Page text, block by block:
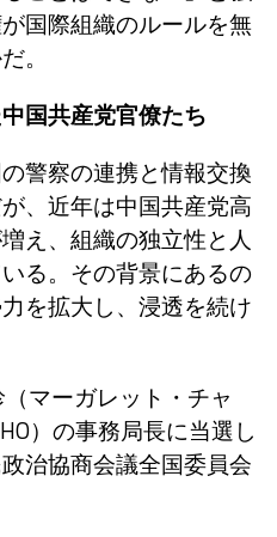
国際組織のルールを無
。
国共産党官僚たち
警察の連携と情報交換
、近年は中国共産党高
え、組織の独立性と人
る。その背景にあるの
を拡大し、浸透を続け
マーガレット・チャ
）の事務局長に当選し
治協商会議全国委員会